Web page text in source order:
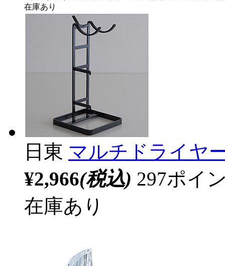
在庫あり
日東 マルチドライヤ
¥2,966(税込) 297ポイ
在庫あり